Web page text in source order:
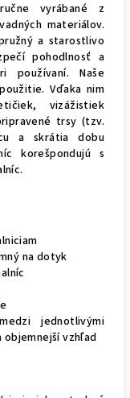
vyrábané z
materiálov.
a starostlivo
pohodlnosť a
používaní. Naše
Vďaka nim
vizážistiek
trsy (tzv.
a skrátia dobu
korešpondujú s
na dotyk
jednotlivými
objemnejší vzhľad